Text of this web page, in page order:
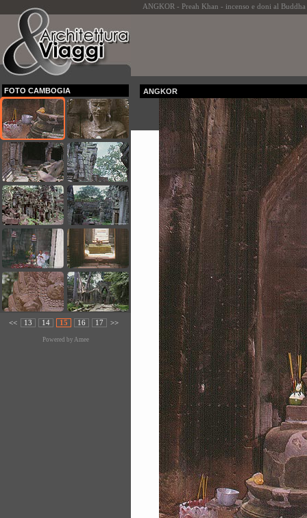
ANGKOR - Preah Khan - incenso e doni al
FOTO CAMBOGIA
<< 13 14 15 16 17 >>
Powered by Amee
ANGKOR